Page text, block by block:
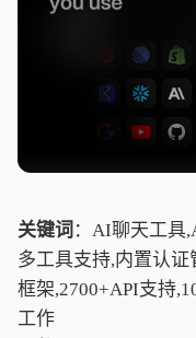
关键词 ：AI聊天工具
多工具支持,内置认
框架,2700+API支持
工作